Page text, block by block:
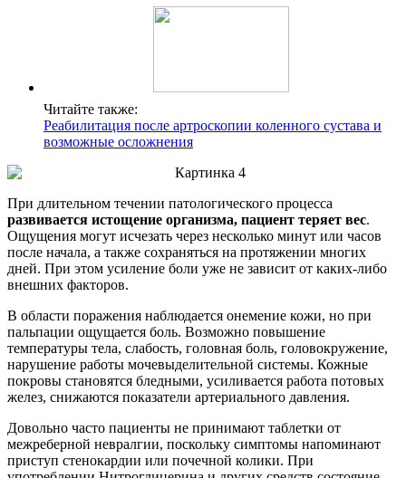
Читайте также:
Реабилитация после артроскопии коленного сустава и
возможные осложнения
При длительном течении патологического процесса
развивается истощение организма, пациент теряет вес.
Ощущения могут исчезать через несколько минут или часов
после начала, а также сохраняться на протяжении многих
дней. При этом усиление боли уже не зависит от каких-либо
внешних факторов.
В области поражения наблюдается онемение кожи, но при
пальпации ощущается боль. Возможно повышение
температуры тела, слабость, головная боль, головокружение,
нарушение работы мочевыделительной системы. Кожные
покровы становятся бледными, усиливается работа потовых
желез, снижаются показатели артериального давления.
Довольно часто пациенты не принимают таблетки от
межреберной невралгии, поскольку симптомы напоминают
приступ стенокардии или почечной колики. При